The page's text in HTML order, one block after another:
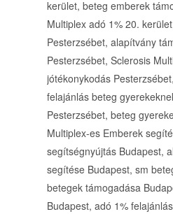
kerület, beteg emberek
Multiplex adó 1% 20.
Pesterzsébet, alapítvány
Pesterzsébet, Sclerosis
jótékonykodás
felajánlás beteg
Pesterzsébet, beteg
Multiplex-es Emberek
segítségnyújtás Budapest,
segítése Budapest, sm
betegek támogadása
Budapest, adó 1%